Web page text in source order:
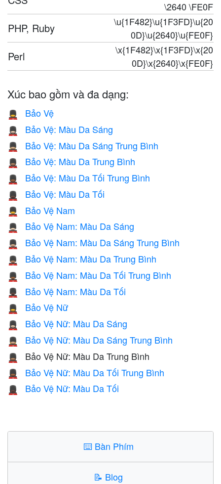
\2640 \FE0F
PHP, Ruby
\u{1F482}\u{1F3FD}\u{20
0D}\u{2640}\u{FE0F}
Perl
\x{1F482}\x{1F3FD}\x{20
0D}\x{2640}\x{FE0F}
Xúc bao gồm và đa dạng:
💂 Bảo Vệ
💂🏻 Bảo Vệ: Màu Da Sáng
💂🏼 Bảo Vệ: Màu Da Sáng Trung Bình
💂🏽 Bảo Vệ: Màu Da Trung Bình
💂🏾 Bảo Vệ: Màu Da Tối Trung Bình
💂🏿 Bảo Vệ: Màu Da Tối
💂‍♂️ Bảo Vệ Nam
💂🏻‍♂️ Bảo Vệ Nam: Màu Da Sáng
💂🏼‍♂️ Bảo Vệ Nam: Màu Da Sáng Trung Bình
💂🏽‍♂️ Bảo Vệ Nam: Màu Da Trung Bình
💂🏾‍♂️ Bảo Vệ Nam: Màu Da Tối Trung Bình
💂🏿‍♂️ Bảo Vệ Nam: Màu Da Tối
💂‍♀️ Bảo Vệ Nữ
💂🏻‍♀️ Bảo Vệ Nữ: Màu Da Sáng
💂🏼‍♀️ Bảo Vệ Nữ: Màu Da Sáng Trung Bình
💂🏽‍♀️ Bảo Vệ Nữ: Màu Da Trung Bình
💂🏾‍♀️ Bảo Vệ Nữ: Màu Da Tối Trung Bình
💂🏿‍♀️ Bảo Vệ Nữ: Màu Da Tối
⌨️ Bàn Phím
📝 Blog